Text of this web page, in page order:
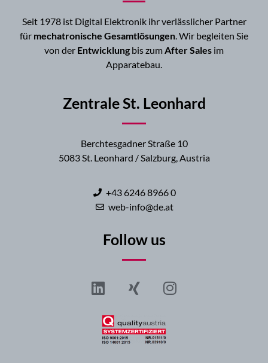
Seit 1978 ist Digital Elektronik ihr verlässlicher Partner
für mechatronische Gesamtlösungen. Wir begleiten Sie
von der Entwicklung bis zumAfter Sales im
Apparatebau.
Zentrale St. Leonhard
Berchtesgadner Straße 10
5083 St. Leonhard / Salzburg, Austria
+43 6246 8966 0
web-info@de.at
Follow us